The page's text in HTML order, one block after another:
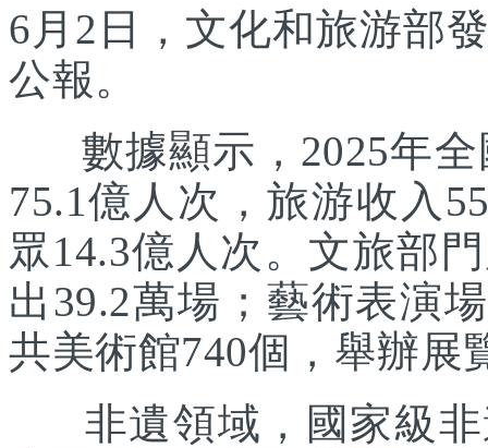
6月2日，文化和旅游部
公報。
數據顯示，2025年全
75.1億人次，旅游收入
眾14.3億人次。文旅部
出39.2萬場；藝術表演
共美術館740個，舉辦展
非遺領域，國家級非